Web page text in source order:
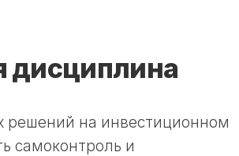
дисциплина
решений на инвестиционном
самоконтроль и